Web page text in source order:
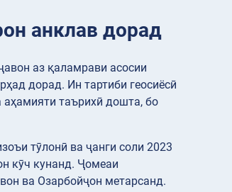
анклав дорад
аз қаламрави асосии
дорад. Ин тартиби геосиёсӣ
аҳамияти таърихӣ дошта, бо
тӯлонӣ ва ҷанги соли 2023
кӯч кунанд. Ҷомеаи
ва Озарбойҷон метарсанд.